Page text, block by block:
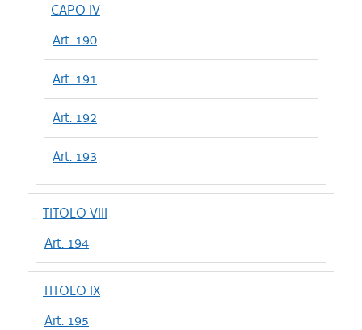
CAPO IV
Art. 190
Art. 191
Art. 192
Art. 193
TITOLO VIII
Art. 194
TITOLO IX
Art. 195